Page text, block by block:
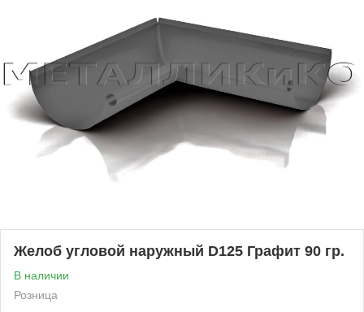
Желоб угловой наружный D125 Графит 90 гр.
В наличии
Розница